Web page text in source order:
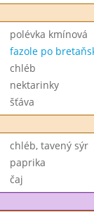
polévka kmínová
fazole po
chléb
nektarinky
šťáva
chléb, tavený sýr
paprika
čaj